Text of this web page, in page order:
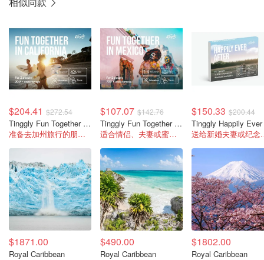
$204.41 $272.54
Tinggly Fun Together Box 加州体验礼盒
准备去加州旅行的朋友可以首选
$107.07 $142.76
Tinggly Fun Together in Mexico 体验礼盒
适合情侣、夫妻或蜜月旅行
$150.33 $200.44
送给新
$1871.00
Royal Caribbean
$490.00
Royal Caribbean
$1802.00
Royal Caribbean